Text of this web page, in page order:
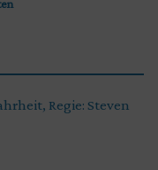
Regie: Steven